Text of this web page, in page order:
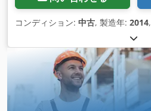
コンディション: 中古, 製造年: 2014